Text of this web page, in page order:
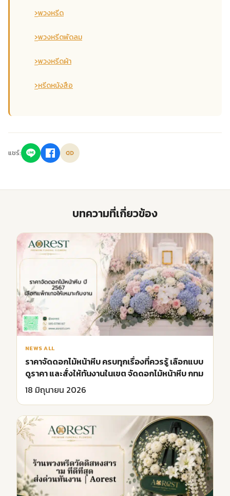
›พวงหรีด
›พวงหรีดพัดลม
›พวงหรีดผ้า
›หรีดหนังสือ
แชร์:
บทความที่เกี่ยวข้อง
NEWS ALL
ราคาจัดดอกไม้หน้าหีบ ครบทุกเรื่องที่ควรรู้ เลือกแบบ
ดูราคา และสั่งให้ทันงานในเขต จัดดอกไม้หน้าหีบ กทม
18 มิถุนายน 2026